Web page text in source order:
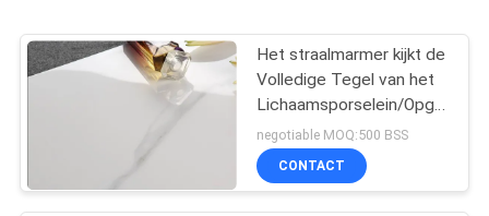
Het straalmarmer kijkt de
Volledige Tegel van het
Lichaamsporselein/
Marmeren Porseleintegel
negotiable MOQ:500 BSS
CONTACT